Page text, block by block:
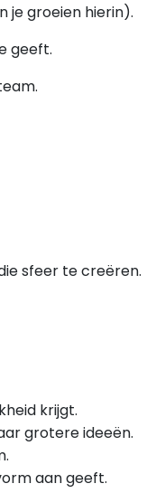
je groeien hierin).
geeft.
sfeer te creëren.
krijgt.
grotere ideeën.
aan geeft.